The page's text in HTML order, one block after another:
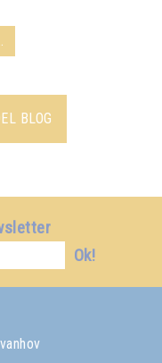
BLOG
Ok!